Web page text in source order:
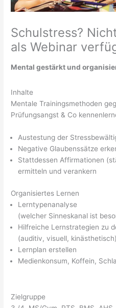
Schulstress?
als Webinar
Mental gestärkt und
Inhalte
Mentale Trainingsmethoden
Prüfungsangst & Co
Austestung der
Negative Glaubenssätze
Stattdessen Affirmationen
ermitteln und verankern
Organisiertes Lernen
Lerntypenanalyse
(welcher Sinneskanal ist
Hilfreiche Lernstrategien zu
(auditiv, visuell, kinästhetisch)
Lernplan erstellen
Medienkonsum, Koffein,
Zielgruppe